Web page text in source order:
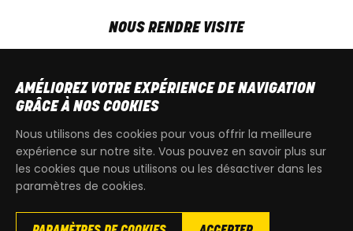
NOUS RENDRE VISITE
SAM9h00 - 13h30
T+32 64 700 970
AMÉLIOREZ VOTRE EXPÉRIENCE DE NAVIGATION
GRÂCE À NOS COOKIES
Nous utilisons des cookies pour vous offrir la meilleure
expérience sur notre site. Vous pouvez en savoir plus sur
les cookies que nous utilisons ou les désactiver dans les
paramètres de cookies.